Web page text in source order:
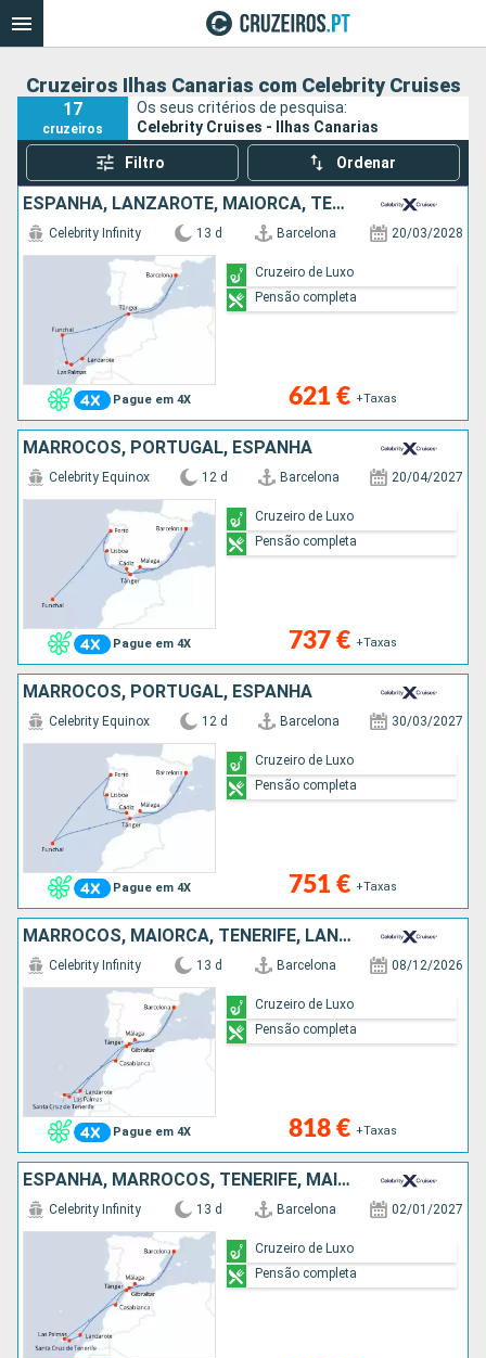
Cruzeiros Ilhas Canarias com Celebrity Cruises
17
cruzeiros
Os seus critérios de pesquisa:
Celebrity Cruises - Ilhas Canarias
Filtro Ordenar
ESPANHA, LANZAROTE, MAIORCA, TENERIFE, PORTUGAL, MARROCOS
Pague em 4X
Celebrity Infinity 13 d Barcelona 20/03/2028
621 € +Taxas
Cruzeiro de Luxo
Pensão completa
MARROCOS, PORTUGAL, ESPANHA
Pague em 4X
Celebrity Equinox 12 d Barcelona 20/04/2027
737 € +Taxas
Cruzeiro de Luxo
Pensão completa
MARROCOS, PORTUGAL, ESPANHA
Pague em 4X
Celebrity Equinox 12 d Barcelona 30/03/2027
751 € +Taxas
Cruzeiro de Luxo
Pensão completa
MARROCOS, MAIORCA, TENERIFE, LANZAROTE, GIBRALTAR, ESPANHA
Pague em 4X
Celebrity Infinity 13 d Barcelona 08/12/2026
818 € +Taxas
Cruzeiro de Luxo
Pensão completa
ESPANHA, MARROCOS, TENERIFE, MAIORCA, LANZAROTE, GIBRALTAR
Celebrity Infinity 13 d Barcelona 02/01/2027
Cruzeiro de Luxo
Pensão completa